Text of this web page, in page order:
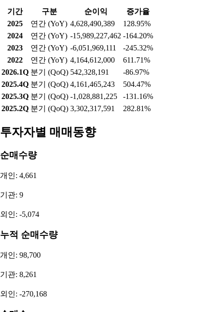
기간 구분 순이익
증가율
2025
연간 (YoY) 4,628,490,389
128.95%
2024
연간 (YoY) -15,989,227,462 -164.20%
2023
연간 (YoY) -6,051,969,111
-245.32%
2022
연간 (YoY) 4,164,612,000
611.71%
2026.1Q 분기 (QoQ) 542,328,191
-86.97%
2025.4Q 분기 (QoQ) 4,161,465,243
504.47%
2025.3Q 분기 (QoQ) -1,028,881,225
-131.16%
2025.2Q 분기 (QoQ) 3,302,317,591 282.81%
투자자별 매매동향
순매수량
개인: 4,661
기관: 9
외인: -5,074
누적 순매수량
개인: 98,700
기관: 8,261
외인: -270,168